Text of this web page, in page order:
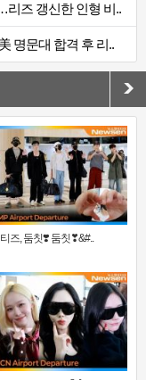
리즈 갱신한 인형 비..
명문대 합격 후 리..
즈, 둠칫❣️ 둠칫❣&#..